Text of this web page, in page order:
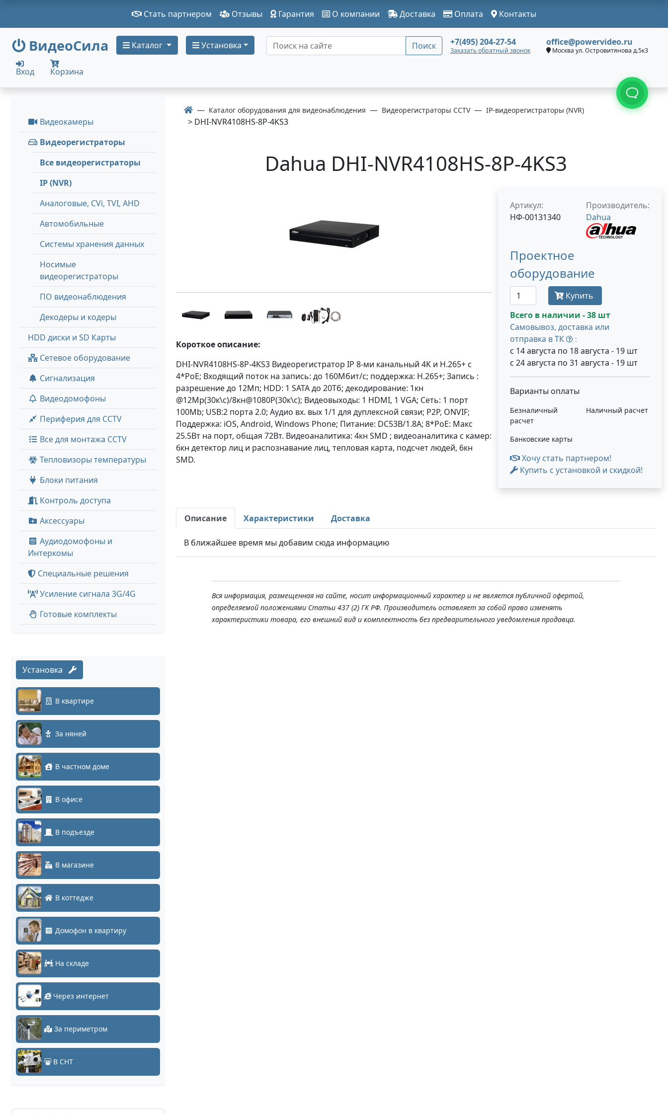
Стать партнером Отзывы Гарантия О компании Доставка Оплата Контакты
ВидеоСила Каталог Установка Поиск +7(495) 204-27-54
Заказать обратный звонок
office@powervideo.ru
Москва ул. Островитянова д.5к3
Вход Корзина
Видеокамеры
Видеорегистраторы
Все видеорегистраторы
IP (NVR)
Аналоговые, СVi, TVI, AHD
Автомобильные
Системы хранения данных
Носимые
видеорегистраторы
ПО видеонаблюдения
Декодеры и кодеры
HDD диски и SD Карты
Сетевое оборудование
Сигнализация
Видеодомофоны
Периферия для CCTV
Все для монтажа CCTV
Тепловизоры температуры
Блоки питания
Контроль доступа
Аксессуары
Аудиодомофоны и
Интеркомы
Специальные решения
Усиление сигнала 3G/4G
Готовые комплекты
Установка
В квартире
За няней
В частном доме
В офисе
В подъезде
В магазине
В коттедже
Домофон в квартиру
На складе
Через интернет
За периметром
В СНТ
Каталог оборудования для видеонаблюдения Видеорегистраторы CCTV IP-видеорегистраторы (NVR)
> DHI-NVR4108HS-8P-4KS3
Dahua DHI-NVR4108HS-8P-4KS3
Короткое описание:
DHI-NVR4108HS-8P-4KS3 Видеорегистратор IP 8-ми канальный 4K и H.265+ с
4*PoE; Входящий поток на запись: до 160Мбит/с; поддержка: H.265+; Запись :
разрешение до 12Мп; HDD: 1 SATA до 20Тб; декодирование: 1кн
@12Mp(30к\с)/8кн@1080P(30к\с); Видеовыходы: 1 HDMI, 1 VGA; Сеть: 1 порт
100Mb; USB:2 порта 2.0; Аудио вх. вых 1/1 для дуплексной связи; P2P, ONVIF;
Поддержка: iOS, Android, Windows Phone; Питание: DC53В/1.8A; 8*PoE: Макс
25.5Вт на порт, общая 72Вт. Видеоаналитика: 4кн SMD ; видеоаналитика с камер:
6кн детектор лиц и распознавание лиц, тепловая карта, подсчет людей, 6кн
SMD.
Артикул:
НФ-00131340
Производитель:
Dahua
Проектное
оборудование
Купить
Всего в наличии - 38 шт
Самовывоз, доставка или
отправка в ТК
:
с 14 августа по 18 августа - 19 шт
с 24 августа по 31 августа - 19 шт
Варианты оплаты
Безналичный
расчет
Наличный расчет
Банковские карты
Хочу стать партнером!
Купить с установкой и скидкой!
Описание Характеристики Доставка
В ближайшее время мы добавим сюда информацию
Вся информация, размещенная на сайте, носит информационный характер и не является публичной офертой,
определяемой положениями Статьи 437 (2) ГК РФ. Производитель оставляет за собой право изменять
характеристики товара, его внешний вид и комплектность без предварительного уведомления продавца.